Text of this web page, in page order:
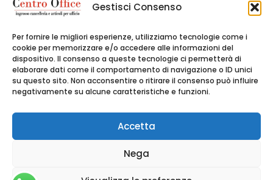
Gestisci Consenso
Per fornire le migliori esperienze, utilizziamo tecnologie come i
cookie per memorizzare e/o accedere alle informazioni del
dispositivo. Il consenso a queste tecnologie ci permetterà di
elaborare dati come il comportamento di navigazione o ID unici
su questo sito. Non acconsentire o ritirare il consenso può influire
negativamente su alcune caratteristiche e funzioni.
Accetta
Nega
Sabato e Domenica:CHIUSO
Chiuso per ferie
Dal 17/08/26 al 28/08/26
Copyright © 2024 CENTRO OFFICE DI GRASSO
Cookie Policy